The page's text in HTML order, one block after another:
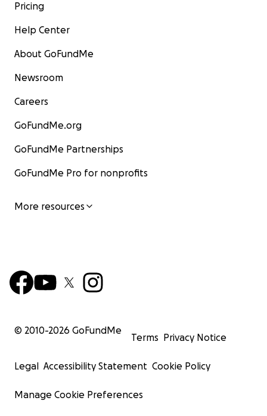
Pricing
Help Center
About GoFundMe
Newsroom
Careers
GoFundMe.org
GoFundMe Partnerships
GoFundMe Pro for nonprofits
More resources
© 2010-2026 GoFundMe
Terms Privacy Notice
Legal Accessibility Statement Cookie Policy
Manage Cookie Preferences